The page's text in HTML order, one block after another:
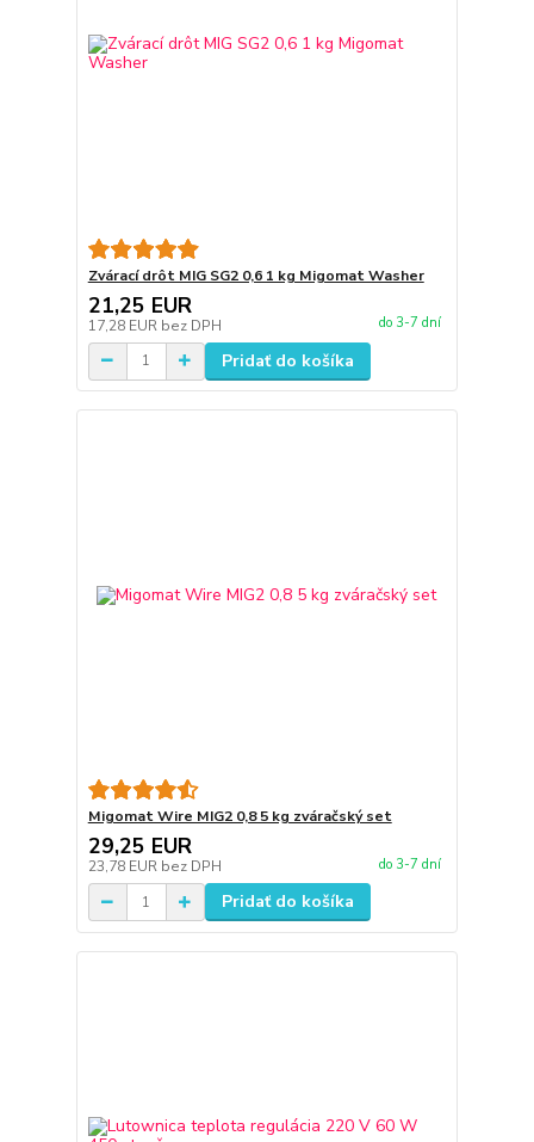
Zvárací drôt MIG SG2 0,6 1 kg Migomat Washer
21,25 EUR
17,28 EUR bez DPH do 3-7 dní
Pridať do košíka
Migomat Wire MIG2 0,8 5 kg zváračský set
29,25 EUR
23,78 EUR bez DPH do 3-7 dní
Pridať do košíka